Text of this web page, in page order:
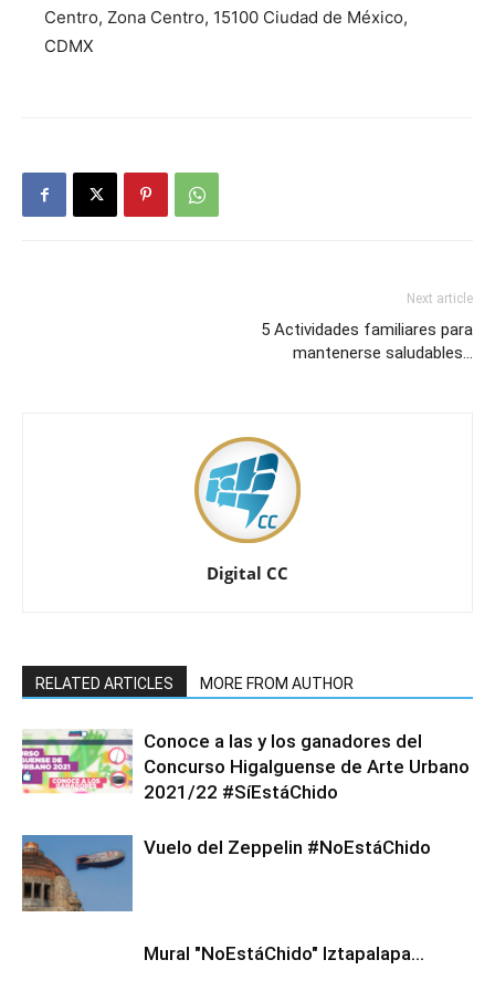
Centro, Zona Centro, 15100 Ciudad de México,
CDMX
Next article
5 Actividades familiares para
mantenerse saludables…
Digital CC
RELATED ARTICLES MORE FROM AUTHOR
Conoce a las y los ganadores del
Concurso Higalguense de Arte Urbano
2021/22 #SíEstáChido
Vuelo del Zeppelin #NoEstáChido
Mural "NoEstáChido" Iztapalapa…